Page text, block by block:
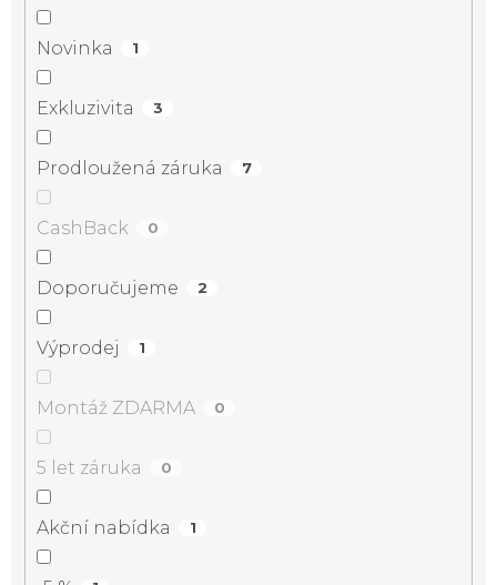
Novinka 1
Exkluzivita 3
Prodloužená záruka 7
CashBack 0
Doporučujeme 2
Výprodej 1
Montáž ZDARMA 0
5 let záruka 0
Akční nabídka 1